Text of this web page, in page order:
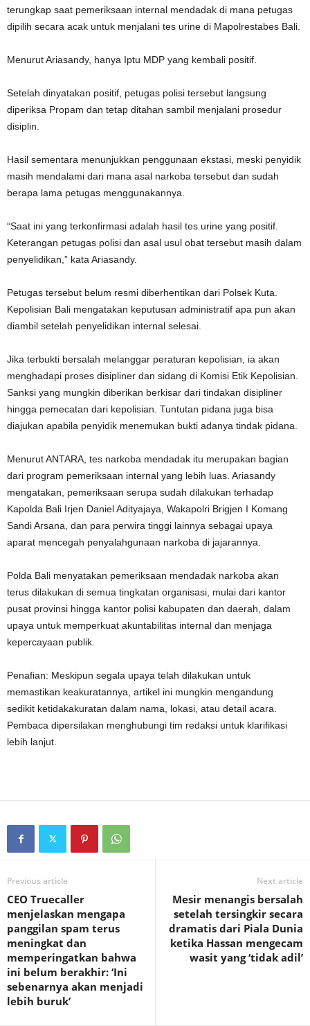
terungkap saat pemeriksaan internal mendadak di mana petugas
dipilih secara acak untuk menjalani tes urine di Mapolrestabes Bali.
Menurut Ariasandy, hanya Iptu MDP yang kembali positif.
Setelah dinyatakan positif, petugas polisi tersebut langsung
diperiksa Propam dan tetap ditahan sambil menjalani prosedur
disiplin.
Hasil sementara menunjukkan penggunaan ekstasi, meski penyidik
​​masih mendalami dari mana asal narkoba tersebut dan sudah
berapa lama petugas menggunakannya.
“Saat ini yang terkonfirmasi adalah hasil tes urine yang positif.
Keterangan petugas polisi dan asal usul obat tersebut masih dalam
penyelidikan,” kata Ariasandy.
Petugas tersebut belum resmi diberhentikan dari Polsek Kuta.
Kepolisian Bali mengatakan keputusan administratif apa pun akan
diambil setelah penyelidikan internal selesai.
Jika terbukti bersalah melanggar peraturan kepolisian, ia akan
menghadapi proses disipliner dan sidang di Komisi Etik Kepolisian.
Sanksi yang mungkin diberikan berkisar dari tindakan disipliner
hingga pemecatan dari kepolisian. Tuntutan pidana juga bisa
diajukan apabila penyidik ​​menemukan bukti adanya tindak pidana.
Menurut ANTARA, tes narkoba mendadak itu merupakan bagian
dari program pemeriksaan internal yang lebih luas. Ariasandy
mengatakan, pemeriksaan serupa sudah dilakukan terhadap
Kapolda Bali Irjen Daniel Adityajaya, Wakapolri Brigjen I Komang
Sandi Arsana, dan para perwira tinggi lainnya sebagai upaya
aparat mencegah penyalahgunaan narkoba di jajarannya.
Polda Bali menyatakan pemeriksaan mendadak narkoba akan
terus dilakukan di semua tingkatan organisasi, mulai dari kantor
pusat provinsi hingga kantor polisi kabupaten dan daerah, dalam
upaya untuk memperkuat akuntabilitas internal dan menjaga
kepercayaan publik.
Penafian: Meskipun segala upaya telah dilakukan untuk
memastikan keakuratannya, artikel ini mungkin mengandung
sedikit ketidakakuratan dalam nama, lokasi, atau detail acara.
Pembaca dipersilakan menghubungi tim redaksi untuk klarifikasi
lebih lanjut.
Previous article
CEO Truecaller
menjelaskan mengapa
panggilan spam terus
meningkat dan
memperingatkan bahwa
ini belum berakhir: ‘Ini
sebenarnya akan menjadi
lebih buruk’
Next article
Mesir menangis bersalah
setelah tersingkir secara
dramatis dari Piala Dunia
ketika Hassan mengecam
wasit yang ‘tidak adil’